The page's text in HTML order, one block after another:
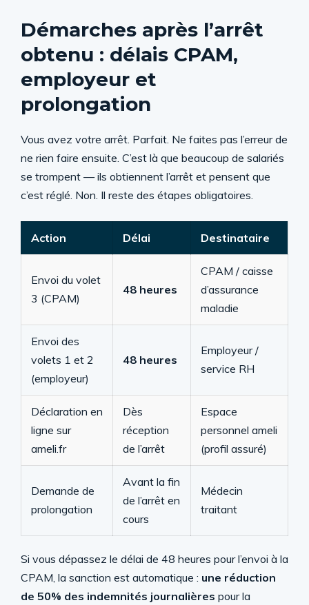
Démarches après l’arrêt
obtenu : délais CPAM,
employeur et
prolongation
Vous avez votre arrêt. Parfait. Ne faites pas l’erreur de
ne rien faire ensuite. C’est là que beaucoup de salariés
se trompent — ils obtiennent l’arrêt et pensent que
c’est réglé. Non. Il reste des étapes obligatoires.
Action Délai Destinataire
Envoi du volet
3 (CPAM)
48 heures
CPAM / caisse
d’assurance
maladie
Envoi des
volets 1 et 2
(employeur)
48 heures
Employeur /
service RH
Déclaration en
ligne sur
ameli.fr
Dès
réception
de l’arrêt
Espace
personnel ameli
(profil assuré)
Demande de
prolongation
Avant la fin
de l’arrêt en
cours
Médecin
traitant
Si vous dépassez le délai de 48 heures pour l’envoi à la
CPAM, la sanction est automatique : une réduction
de 50% des indemnités journalières pour la